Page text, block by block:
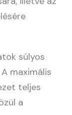
súlyos
maximális
teljes
a